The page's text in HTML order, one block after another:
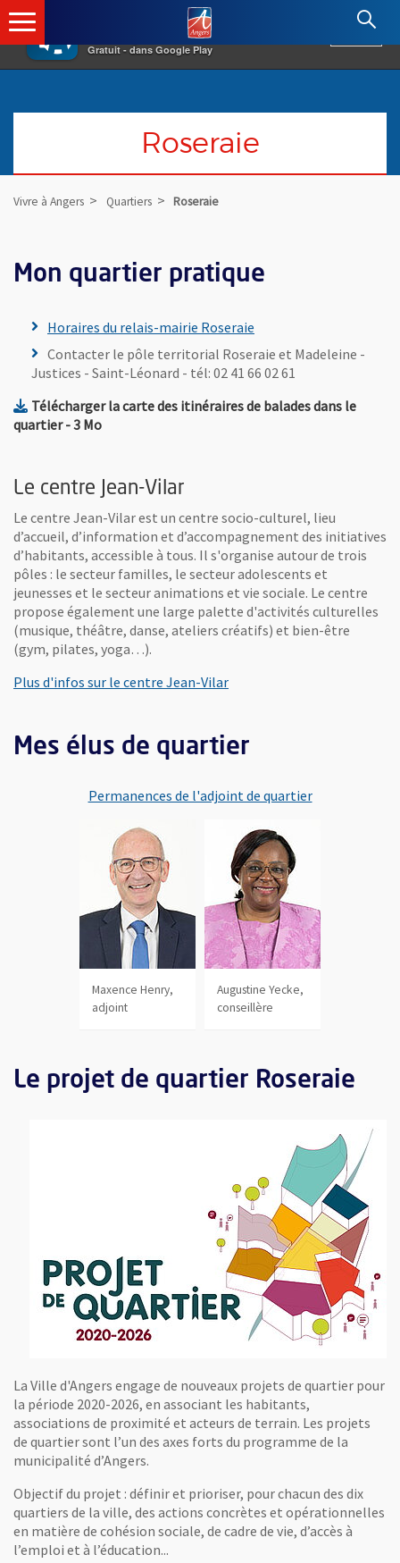
×
Gratuit - dans Google Play
Angers.fr : Retour à l'accueil
Roseraie
Vivre à Angers Quartiers Roseraie
Mon quartier pratique
Horaires du relais-mairie Roseraie
Contacter le pôle territorial Roseraie et Madeleine -
Justices - Saint-Léonard - tél: 02 41 66 02 61
Télécharger la carte des itinéraires de balades dans le
quartier, Fichier au format Pdf
- 3 Mo, Ouvre une nouvelle fenêtre
Le centre Jean-Vilar
Le centre Jean-Vilar est un centre socio-culturel, lieu
d’accueil, d’information et d’accompagnement des initiatives
d’habitants, accessible à tous. Il s'organise autour de trois
pôles : le secteur familles, le secteur adolescents et
jeunesses et le secteur animations et vie sociale. Le centre
propose également une large palette d'activités culturelles
(musique, théâtre, danse, ateliers créatifs) et bien-être
(gym, pilates, yoga…).
Plus d'infos sur le centre Jean-Vilar
Mes élus de quartier
Permanences de l'adjoint de quartier
Maxence Henry,
adjoint
Augustine Yecke,
conseillère
Le projet de quartier Roseraie
La Ville d'Angers engage de nouveaux projets de quartier pour
la période 2020-2026, en associant les habitants,
associations de proximité et acteurs de terrain. Les projets
de quartier sont l’un des axes forts du programme de la
municipalité d’Angers.
Objectif du projet : définir et prioriser, pour chacun des dix
quartiers de la ville, des actions concrètes et opérationnelles
en matière de cohésion sociale, de cadre de vie, d’accès à
l’emploi et à l’éducation...